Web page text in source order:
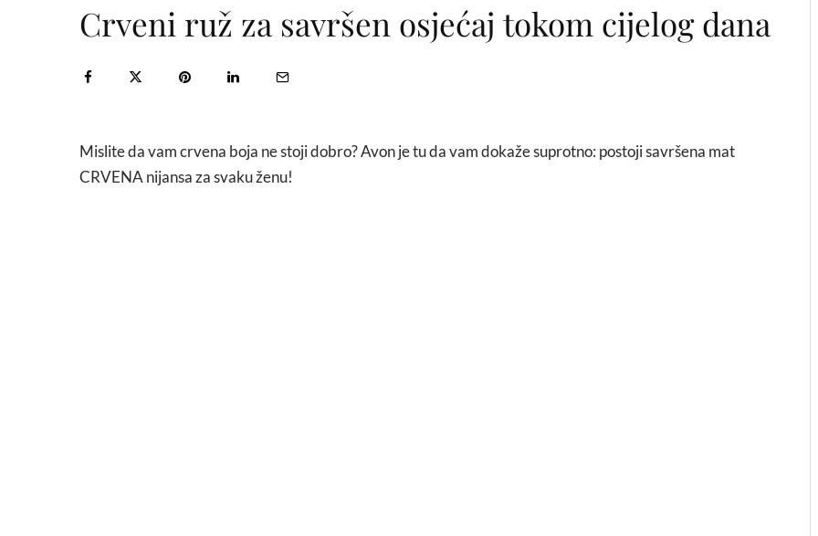
Crveni ruž za savršen osjećaj tokom cijelog dana
Mislite da vam crvena boja ne stoji dobro? Avon je tu da vam dokaže suprotno: postoji savršena mat
CRVENA nijansa za svaku ženu!